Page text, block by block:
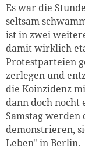
Es war die
seltsam
ist in zwei
damit wirklich
Protestparteien
zerlegen und
die Koinzidenz
dann doch nocht
Samstag
demonstrieren,
Leben" in Berlin.